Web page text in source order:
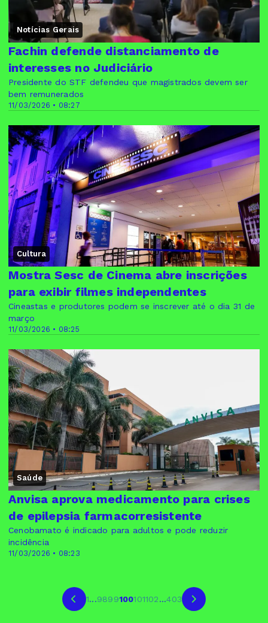
Notícias Gerais
11/03/2026 • 08:27
Fachin defende distanciamento de
interesses no Judiciário
Presidente do STF defendeu que magistrados devem ser
bem remunerados
Cultura
11/03/2026 • 08:25
Mostra Sesc de Cinema abre inscrições
para exibir filmes independentes
Cineastas e produtores podem se inscrever até o dia 31 de
março
Saúde
11/03/2026 • 08:23
Anvisa aprova medicamento para crises
de epilepsia farmacorresistente
Cenobamato é indicado para adultos e pode reduzir
incidência
1...9899100101102...403